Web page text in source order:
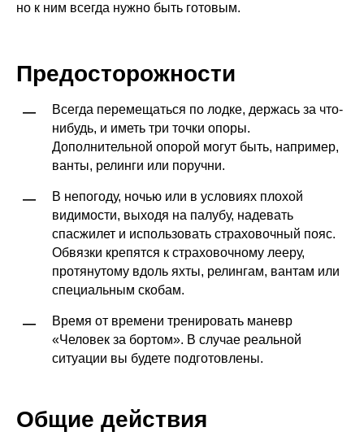
но к ним всегда нужно быть готовым.
Предосторожности
—
Всегда перемещаться по лодке, держась за что-
нибудь, и иметь три точки опоры.
Дополнительной опорой могут быть, например,
ванты, релинги или поручни.
—
В непогоду, ночью или в условиях плохой
видимости, выходя на палубу, надевать
спасжилет и использовать страховочный пояс.
Обвязки крепятся к страховочному лееру,
протянутому вдоль яхты, релингам, вантам или
специальным скобам.
—
Время от времени тренировать маневр
«Человек за бортом». В случае реальной
ситуации вы будете подготовлены.
Общие действия